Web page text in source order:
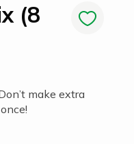
(8
make extra